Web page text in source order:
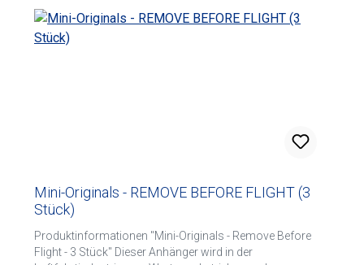
Mini-Originals - REMOVE BEFORE FLIGHT (3
Stück)
Produktinformationen "Mini-Originals - Remove Before
Flight - 3 Stück" Dieser Anhänger wird in der